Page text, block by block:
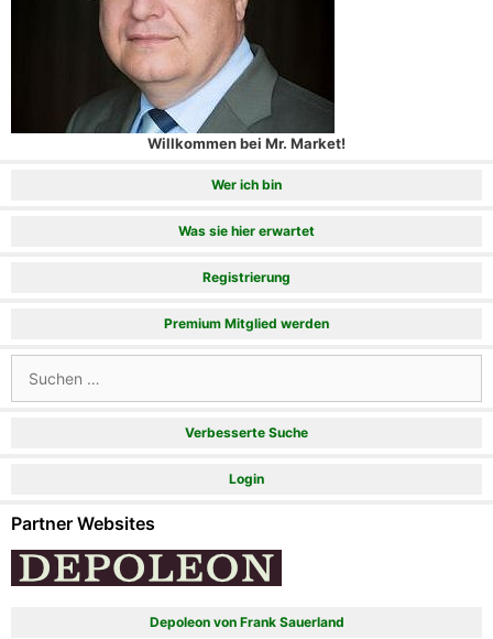
Willkommen bei Mr. Market!
Wer ich bin
Was sie hier erwartet
Registrierung
Premium Mitglied werden
nach:
Verbesserte Suche
Login
Partner Websites
Depoleon von Frank Sauerland